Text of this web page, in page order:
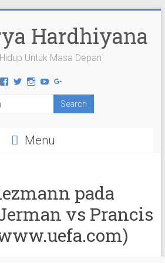
Hardhiyana
Untuk Masa Depan
ViewViewViewView
profileprofile
on
Menu
pada
vs Prancis